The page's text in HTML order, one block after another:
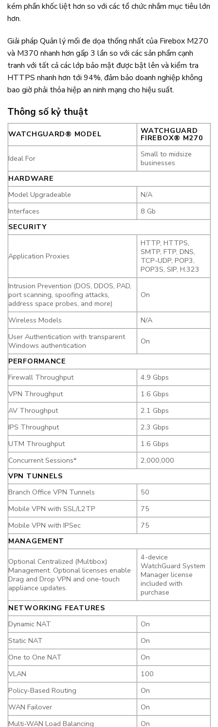
kém phần khốc liệt hơn so với các tổ chức nhắm mục tiêu lớn
hơn.
Giải pháp Quản lý mối đe dọa thống nhất của Firebox M270
và M370 nhanh hơn gấp 3 lần so với các sản phẩm cạnh
tranh với tất cả các lớp bảo mật được bật lên và kiểm tra
HTTPS nhanh hơn tới 94%, đảm bảo doanh nghiệp không
bao giờ phải thỏa hiệp an ninh mạng cho hiệu suất.
Thông số kỷ thuật
WATCHGUARD® MODEL WATCHGUARD
FIREBOX® M270
Ideal For
Small to midsize
businesses
HARDWARE
Model Upgradeable
N/A
Interfaces
8 Gb
SECURITY
Application Proxies
HTTP, HTTPS,
SMTP, FTP, DNS,
TCP-UDP, POP3,
POP3S, SIP, H.323
Intrusion Prevention (DOS, DDOS, PAD,
port scanning, spoofing attacks,
address space probes, and more)
On
Wireless Models
N/A
User Authentication with transparent
Windows authentication
On
PERFORMANCE
Firewall Throughput
4.9 Gbps
VPN Throughput
1.6 Gbps
AV Throughput
2.1 Gbps
IPS Throughput
2.3 Gbps
UTM Throughput
1.6 Gbps
Concurrent Sessions*
2,000,000
VPN TUNNELS
Branch Office VPN Tunnels
50
Mobile VPN with SSL/L2TP
75
Mobile VPN with IPSec
75
MANAGEMENT
Optional Centralized (Multibox)
Management. Optional licenses enable
Drag and Drop VPN and one-touch
appliance updates.
4-device
WatchGuard System
Manager license
included with
purchase
NETWORKING FEATURES
Dynamic NAT
On
Static NAT
On
One to One NAT
On
VLAN
100
Policy-Based Routing
On
WAN Failover
On
Multi-WAN Load Balancing
On